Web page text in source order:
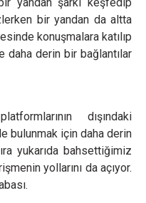
bir yandan da altta
konuşmalara katılıp
derin bir bağlantılar
dışındaki
bulunmak için daha derin
yukarıda bahsettiğimiz
yollarını da açıyor.